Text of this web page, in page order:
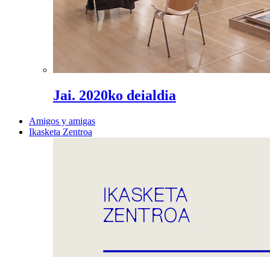
Jai. 2020ko deialdia
Amigos y amigas
Ikasketa Zentroa